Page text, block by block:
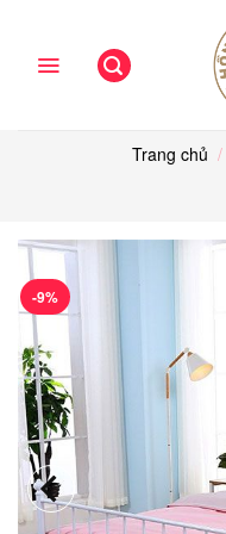
content
Trang chủ /
-9%